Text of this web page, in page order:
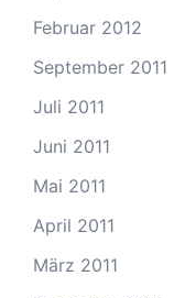
Februar 2012
September 2011
Juli 2011
Juni 2011
Mai 2011
April 2011
März 2011